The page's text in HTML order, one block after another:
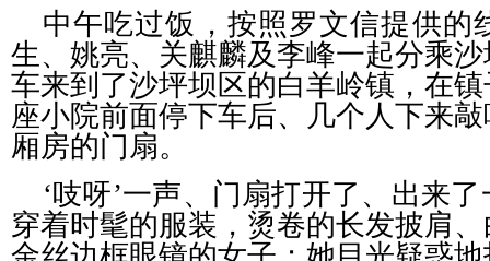
中午吃过饭，按照罗文信提供的
生、姚亮、关麒麟及李峰一起分乘
车来到了沙坪坝区的白羊岭镇，在
座小院前面停下车后、几个人下来
厢房的门扇。
‘吱呀’一声、门扇打开了、出来
穿着时髦的服装，烫卷的长发披肩